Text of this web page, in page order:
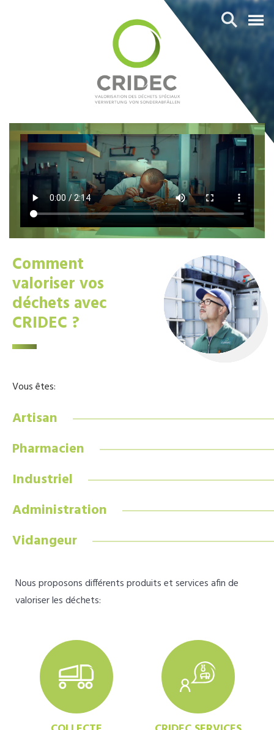
Comment
valoriser vos
déchets avec
CRIDEC ?
Vous êtes:
Artisan
Pharmacien
Industriel
Administration
Vidangeur
Nous proposons différents produits et services afin de
valoriser les déchets: